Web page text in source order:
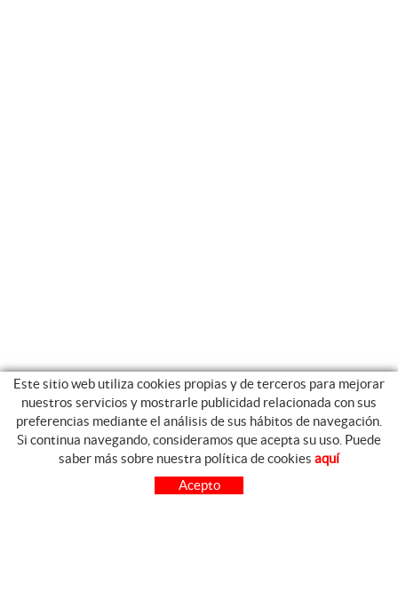
GUIA DE COMPRA
Este sitio web utiliza cookies propias y de terceros para mejorar
nuestros servicios y mostrarle publicidad relacionada con sus
preferencias mediante el análisis de sus hábitos de navegación.
Si continua navegando, consideramos que acepta su uso. Puede
saber más sobre nuestra política de cookies aquí
Acepto